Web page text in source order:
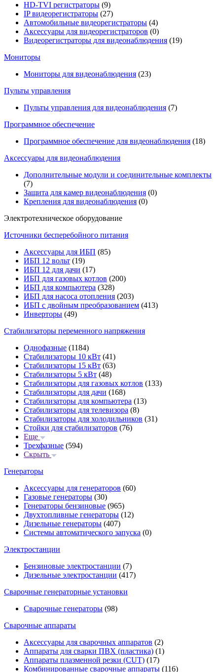
HD-TVI регистраторы (9)
IP видеорегистраторы (27)
Автомобильные видеорегистраторы (4)
Аксессуары для видеорегистраторов (0)
Видеорегистраторы для видеонаблюдения (19)
Мониторы
Мониторы для видеонаблюдения (23)
Пульты управления
Пульты управления для видеонаблюдения (7)
Программное обеспечение
Программное обеспечение для видеонаблюдения (18)
Аксессуары для видеонаблюдения
Дополнительные модули и соединительные комплекты
(7)
Защита для камер видеонаблюдения (0)
Крепления для видеонаблюдения (0)
Электротехническое оборудование
Источники бесперебойного питания
Аксессуары для ИБП (85)
ИБП 12 вольт (19)
ИБП 12 для дачи (17)
ИБП для газовых котлов (200)
ИБП для компьютера (328)
ИБП для насоса отопления (203)
ИБП с двойным преобразованием (413)
Инверторы (49)
Стабилизаторы переменного напряжения
Однофазные (1184)
Стабилизаторы 10 кВт (41)
Стабилизаторы 15 кВт (63)
Стабилизаторы 5 кВт (48)
Стабилизаторы для газовых котлов (133)
Стабилизаторы для дачи (168)
Стабилизаторы для компьютера (13)
Стабилизаторы для телевизора (8)
Стабилизаторы для холодильников (31)
Стойки для стабилизаторов (76)
Еще
Трехфазные (594)
Скрыть
Генераторы
Аксессуары для генераторов (60)
Газовые генераторы (30)
Генераторы бензиновые (965)
Двухтопливные генераторы (12)
Дизельные генераторы (407)
Системы автоматического запуска (0)
Электростанции
Бензиновые электростанции (7)
Дизельные электростанции (417)
Сварочные генераторные установки
Сварочные генераторы (98)
Сварочные аппараты
Аксессуары для сварочных аппаратов (2)
Аппараты для сварки ПВХ (пластика) (1)
Аппараты плазменной резки (CUT) (17)
Комбинированные сварочные аппараты (116)